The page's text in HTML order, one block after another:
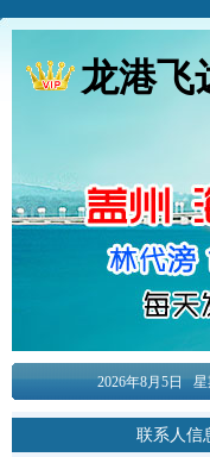
龙港飞
2026年8月5日
联系人信